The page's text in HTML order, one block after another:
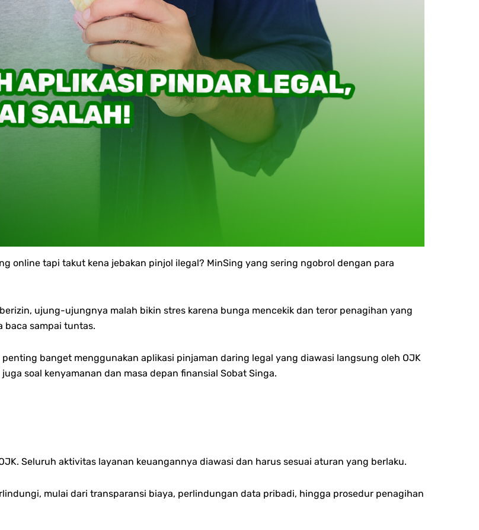
online tapi takut kena jebakan pinjol ilegal? MinSing yang sering ngobrol dengan para
ujung-ujungnya malah bikin stres karena bunga mencekik dan teror penagihan yang
baca sampai tuntas.
banget menggunakan aplikasi pinjaman daring legal yang diawasi langsung oleh OJK
soal kenyamanan dan masa depan finansial Sobat Singa.
Seluruh aktivitas layanan keuangannya diawasi dan harus sesuai aturan yang berlaku.
mulai dari transparansi biaya, perlindungan data pribadi, hingga prosedur penagihan